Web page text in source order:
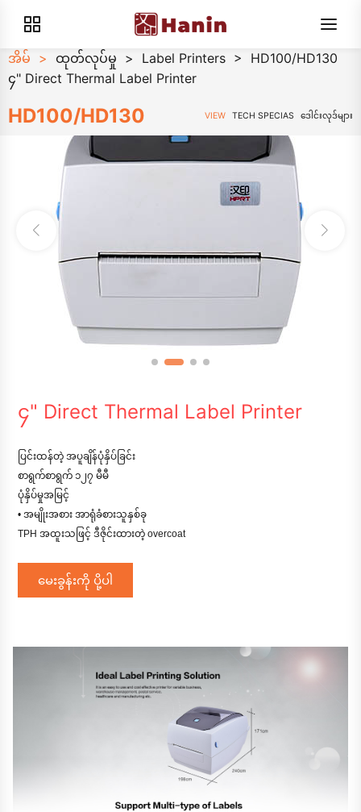
အိမ် > ထုတ်လုပ်မှု > Label Printers >
HD100/HD130
၄" Direct Thermal Label Printer
HD100/HD130 VIEW TECH SPECIAS ဒေါင်းလုဒ်များ
၄" Direct Thermal Label Printer
ပြင်းထန်တဲ့ အပူချိန်ပုံနှိပ်ခြင်း
စာရွက်စာရွက် ၁၂၇ မီမီ
ပုံနှိပ်မှုအမြင့်
• အမျိုးအစား အာရုံခံစားသူနှစ်ခု
TPH အထူးသဖြင့် ဒီဇိုင်းထားတဲ့ overcoat
မေးခွန်းကို ပို့ပါ